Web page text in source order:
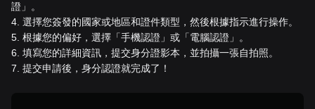
證」。
4 選擇您簽發的國家或地區和證件類型，然後根據指示進行操作。
5 根據您的偏好，選擇「手機認證」或「電腦認證」。
6 填寫您的詳細資訊，提交身分證影本，並拍攝一張自拍照。
7 提交申請後，身分認證就完成了！